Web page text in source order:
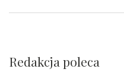
Redakcja poleca